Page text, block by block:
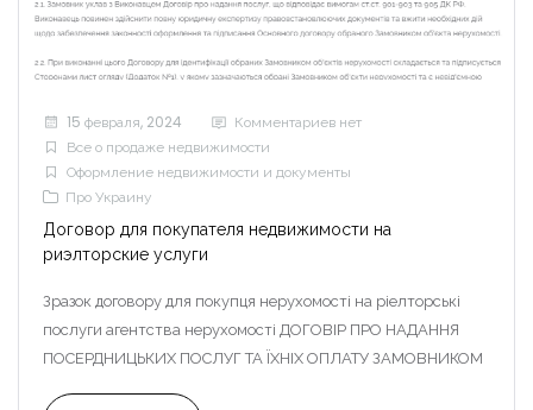
15 февраля, 2024
Комментариев нет
Все о продаже недвижимости
Оформление недвижимости и документы
Про Украину
Договор для покупателя недвижимости на
риэлторские услуги
Зразок договору для покупця нерухомості на ріелторські
послуги агентства нерухомості ДОГОВІР ПРО НАДАННЯ
ПОСЕРДНИЦЬКИХ ПОСЛУГ ТА ЇХНІХ ОПЛАТУ ЗАМОВНИКОМ